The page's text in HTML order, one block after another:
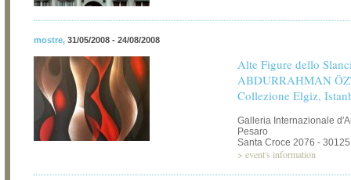
mostre, 31/05/2008 - 24/08/2008
Alte Figure dello
ABDURRAHMAN
Collezione Elgiz,
Galleria Internazionale
Pesaro
Santa Croce 2076 -
> event's information